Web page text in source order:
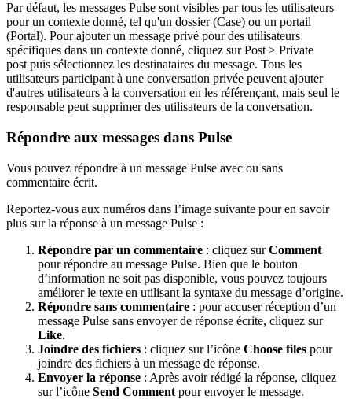
Par défaut, les messages Pulse sont visibles par tous les utilisateurs
pour un contexte donné, tel qu'un dossier (Case) ou un portail
(Portal). Pour ajouter un message privé pour des utilisateurs
spécifiques dans un contexte donné, cliquez surPost > Private
postpuis sélectionnez les destinataires du message. Tous les
utilisateurs participant à une conversation privée peuvent ajouter
d'autres utilisateurs à la conversation en les référençant, mais seul le
responsable peut supprimer des utilisateurs de la conversation.
Répondre aux messages dans Pulse
Vous pouvez répondre à un message Pulse avec ou sans
commentaire écrit.
Reportez-vous aux numéros dans l’image suivante pour en savoir
plus sur la réponse à un message Pulse :
Répondre par un commentaire : cliquez surComment
pour répondre au message Pulse. Bien que le bouton
d’information ne soit pas disponible, vous pouvez toujours
améliorer le texte en utilisant la syntaxe du message d’origine.
Répondre sans commentaire : pour accuser réception d’un
message Pulse sans envoyer de réponse écrite, cliquez sur
Like.
Joindre des fichiers : cliquez sur l’icône Choose files pour
joindre des fichiers à un message de réponse.
Envoyer la réponse : Après avoir rédigé la réponse, cliquez
sur l’icône Send Comment pour envoyer le message.